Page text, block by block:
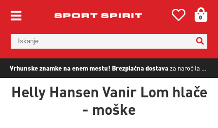
Vrhunske znamke na enem mestu! Brezplačna dostavaza naročila nad
0
Helly Hansen Vanir Lom hlače
- moške